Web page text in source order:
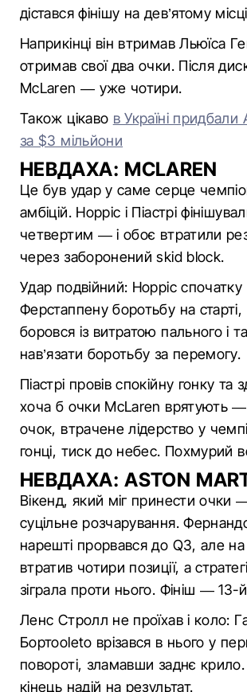
дістався фінішу на дев’ятому
Наприкінці він втримав Льюїса
отримав свої два очки. Після
McLaren — уже чотири.
Також цікаво в Україні
за $3 мільйони
НЕВДАХА: MCLAREN
Це був удар у саме серце
амбіцій. Норріс і Піастрі
четвертим — і обоє втратили
через заборонений skid block.
Удар подвійний: Норріс спочатку
Ферстаппену боротьбу на старті,
боровся із витратою пального і
нав’язати боротьбу за перемогу.
Піастрі провів спокійну гонку
хоча б очки McLaren врятують —
очок, втрачене лідерство у
гонці, тиск до небес. Похмурий
НЕВДАХА: ASTON
Вікенд, який міг принести очки
суцільне розчарування.
нарешті прорвався до Q3, але на
втратив чотири позиції, а
зіграла проти нього. Фініш — 13-
Ленс Стролл не проїхав і коло:
Бортоoleto врізався в нього у
повороті, зламавши заднє
кінець надій на результат.